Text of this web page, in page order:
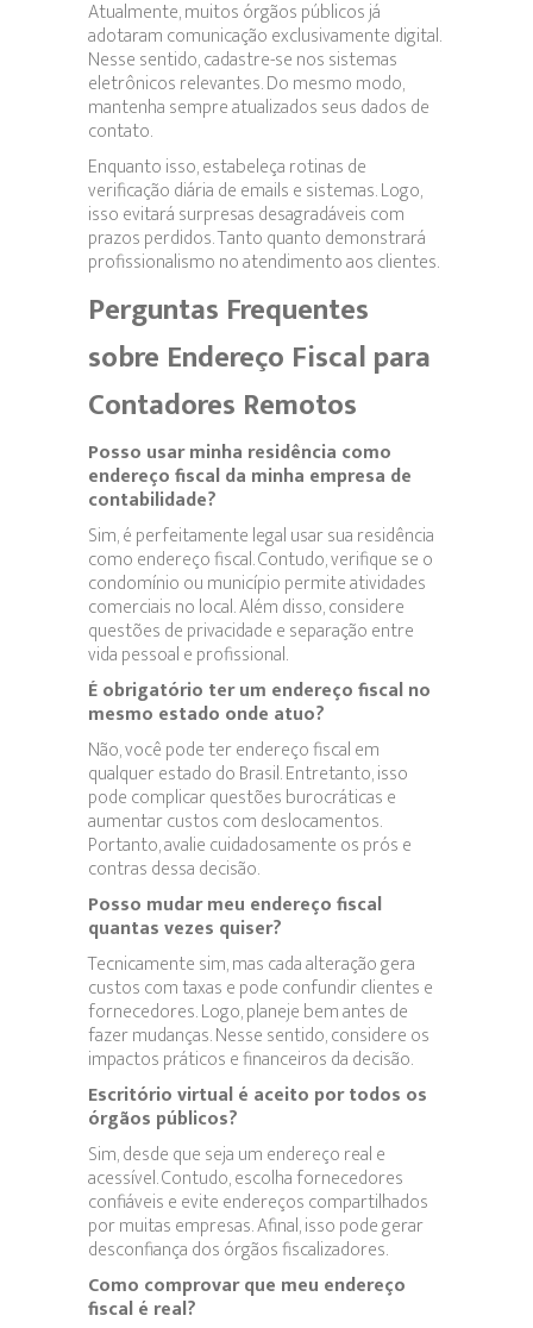
Atualmente, muitos órgãos públicos já
adotaram comunicação exclusivamente digital.
Nesse sentido, cadastre-se nos sistemas
eletrônicos relevantes. Do mesmo modo,
mantenha sempre atualizados seus dados de
contato.
Enquanto isso, estabeleça rotinas de
verificação diária de emails e sistemas. Logo,
isso evitará surpresas desagradáveis com
prazos perdidos. Tanto quanto demonstrará
profissionalismo no atendimento aos clientes.
Perguntas Frequentes
sobre Endereço Fiscal para
Contadores Remotos
Posso usar minha residência como
endereço fiscal da minha empresa de
contabilidade?
Sim, é perfeitamente legal usar sua residência
como endereço fiscal. Contudo, verifique se o
condomínio ou município permite atividades
comerciais no local. Além disso, considere
questões de privacidade e separação entre
vida pessoal e profissional.
É obrigatório ter um endereço fiscal no
mesmo estado onde atuo?
Não, você pode ter endereço fiscal em
qualquer estado do Brasil. Entretanto, isso
pode complicar questões burocráticas e
aumentar custos com deslocamentos.
Portanto, avalie cuidadosamente os prós e
contras dessa decisão.
Posso mudar meu endereço fiscal
quantas vezes quiser?
Tecnicamente sim, mas cada alteração gera
custos com taxas e pode confundir clientes e
fornecedores. Logo, planeje bem antes de
fazer mudanças. Nesse sentido, considere os
impactos práticos e financeiros da decisão.
Escritório virtual é aceito por todos os
órgãos públicos?
Sim, desde que seja um endereço real e
acessível. Contudo, escolha fornecedores
confiáveis e evite endereços compartilhados
por muitas empresas. Afinal, isso pode gerar
desconfiança dos órgãos fiscalizadores.
Como comprovar que meu endereço
fiscal é real?